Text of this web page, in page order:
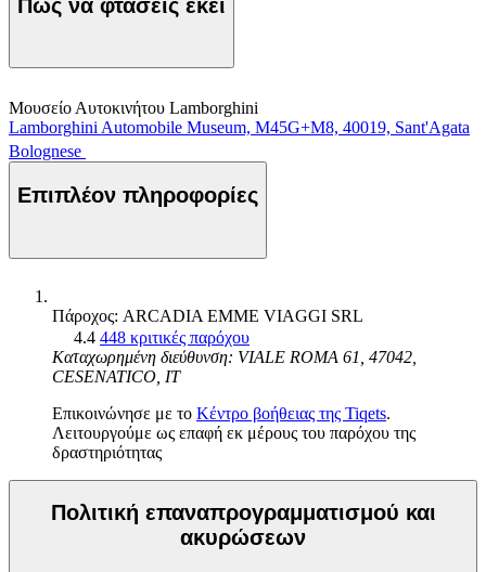
Πώς να φτάσεις εκεί
Μουσείο Αυτοκινήτου Lamborghini
Lamborghini Automobile Museum, M45G+M8, 40019, Sant'Agata
Bolognese
Επιπλέον πληροφορίες
Πάροχος: ARCADIA EMME VIAGGI SRL
4.4 448 κριτικές παρόχου
Καταχωρημένη διεύθυνση: VIALE ROMA 61, 47042,
CESENATICO, IT
Επικοινώνησε με το Κέντρο βοήθειας της Tiqets.
Λειτουργούμε ως επαφή εκ μέρους του παρόχου της
δραστηριότητας
Πολιτική επαναπρογραμματισμού και
ακυρώσεων